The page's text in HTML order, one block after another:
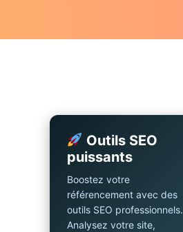
Outils SEO
puissants
Boostez votre
référencement avec des
outils SEO professionnels.
Analysez votre site,